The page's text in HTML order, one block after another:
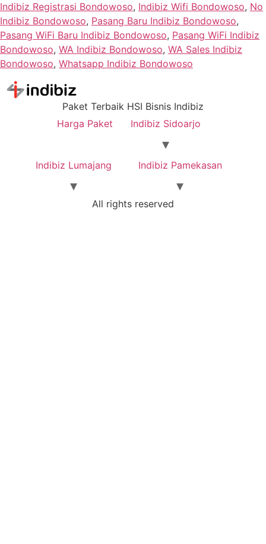
Indibiz Registrasi Bondowoso, Indibiz Wifi Bondowoso, No
Indibiz Bondowoso, Pasang Baru Indibiz Bondowoso,
Pasang WiFi Baru Indibiz Bondowoso, Pasang WiFi Indibiz
Bondowoso, WA Indibiz Bondowoso, WA Sales Indibiz
Bondowoso, Whatsapp Indibiz Bondowoso
Paket Terbaik HSI Bisnis Indibiz
Harga Paket
Indibiz Sidoarjo
Indibiz Lumajang Indibiz Pamekasan
All rights reserved